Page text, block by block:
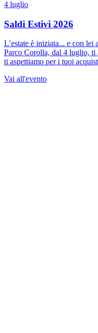
4 luglio
Saldi Estivi 2026
L’estate è iniziata... e con
Parco Corolla, dal 4 luglio, ti
ti aspettiamo per i tuoi
Vai all'evento